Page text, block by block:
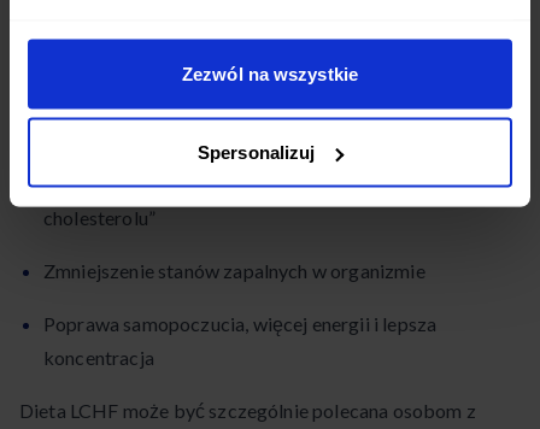
Zezwól na wszystkie
Spersonalizuj
spalaniu tkanki tłuszczowej
Obniżenie poziomu trójglicerydów i tzw. „złego
cholesterolu”
Zmniejszenie stanów zapalnych w organizmie
Poprawa samopoczucia, więcej energii i lepsza
koncentracja
Dieta LCHF może być szczególnie polecana osobom z